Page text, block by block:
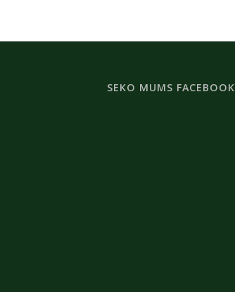
SEKO MUMS FACEBOOK